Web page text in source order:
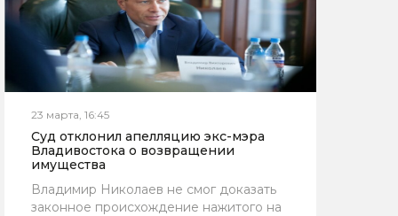
23 марта, 16:45
Суд отклонил апелляцию экс-мэра
Владивостока о возвращении
имущества
Владимир Николаев не смог доказать
законное происхождение нажитого на